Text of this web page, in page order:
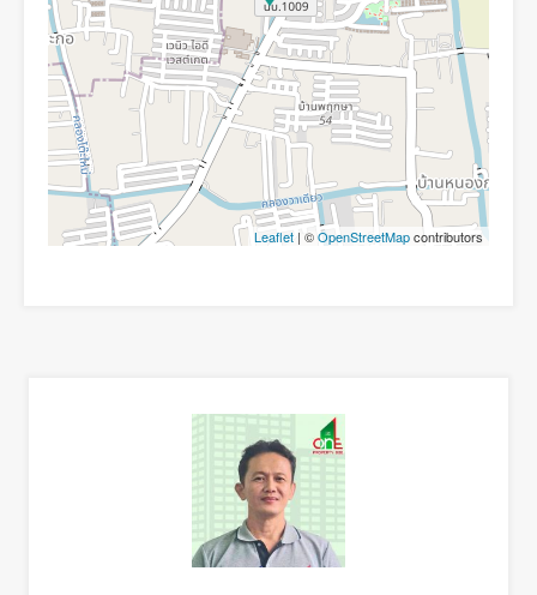
Leaflet | ©OpenStreetMapcontributors